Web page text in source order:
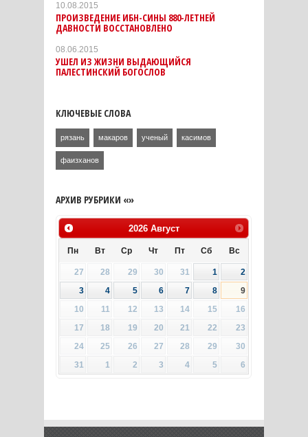
10.08.2015
ПРОИЗВЕДЕНИЕ ИБН-СИНЫ 880-ЛЕТНЕЙ
ДАВНОСТИ ВОССТАНОВЛЕНO
08.06.2015
УШЕЛ ИЗ ЖИЗНИ ВЫДАЮЩИЙСЯ
ПАЛЕСТИНСКИЙ БОГОСЛОВ
КЛЮЧЕВЫЕ СЛОВА
рязань макаров ученый касимов
фаизханов
АРХИВ РУБРИКИ «»
2026 Август
Пн Вт Ср Чт Пт Сб Вс
27 28 29 30 31 1
2
3
4 5 6 7 8
9
10
11 12 13 14 15
16
17
18 19 20 21 22
23
24
25 26 27 28 29
30
31
1 2 3 4 5 6